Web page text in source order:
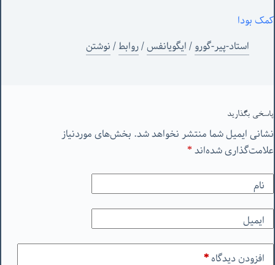
کمک بودا
استاد-پیر-گورو/ایگویانفس/روابط/نوشتن
پاسخی بگذارید
نشانی ایمیل شما منتشر نخواهد شد. بخش‌های موردنیاز
علامت‌گذاری شده‌اند*
نام
ایمیل
افزودن دیدگاه*